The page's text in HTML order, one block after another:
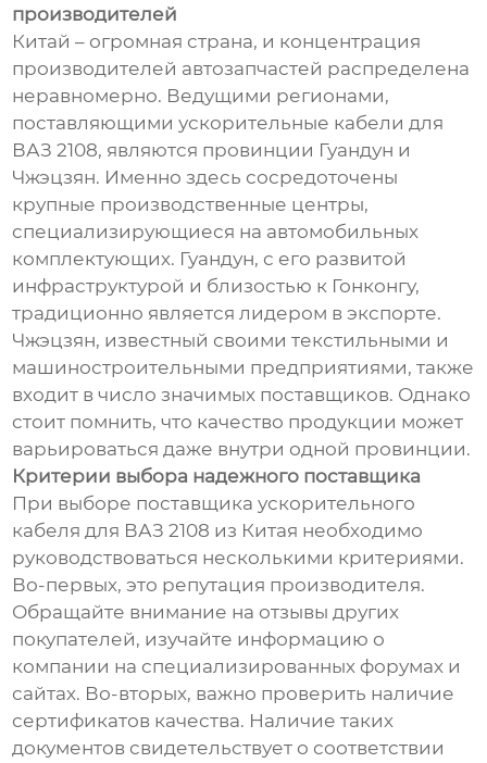
производителей
Китай – огромная страна, и концентрация
производителей автозапчастей распределена
неравномерно. Ведущими регионами,
поставляющими ускорительные кабели для
ВАЗ 2108, являются провинции Гуандун и
Чжэцзян. Именно здесь сосредоточены
крупные производственные центры,
специализирующиеся на автомобильных
комплектующих. Гуандун, с его развитой
инфраструктурой и близостью к Гонконгу,
традиционно является лидером в экспорте.
Чжэцзян, известный своими текстильными и
машиностроительными предприятиями, также
входит в число значимых поставщиков. Однако
стоит помнить, что качество продукции может
варьироваться даже внутри одной провинции.
Критерии выбора надежного поставщика
При выборе поставщика ускорительного
кабеля для ВАЗ 2108 из Китая необходимо
руководствоваться несколькими критериями.
Во-первых, это репутация производителя.
Обращайте внимание на отзывы других
покупателей, изучайте информацию о
компании на специализированных форумах и
сайтах. Во-вторых, важно проверить наличие
сертификатов качества. Наличие таких
документов свидетельствует о соответствии